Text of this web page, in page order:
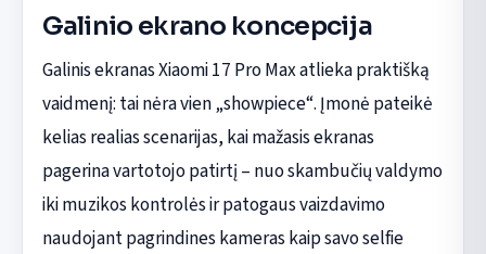
Galinio ekrano koncepcija
Galinis ekranas Xiaomi 17 Pro Max atlieka praktišką
vaidmenį: tai nėra vien „showpiece“. Įmonė pateikė
kelias realias scenarijas, kai mažasis ekranas
pagerina vartotojo patirtį – nuo skambučių valdymo
iki muzikos kontrolės ir patogaus vaizdavimo
naudojant pagrindines kameras kaip savo selfie